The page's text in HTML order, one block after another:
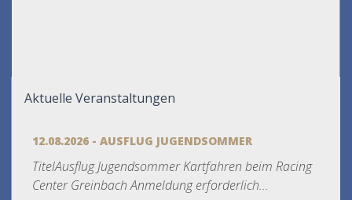
Aktuelle Veranstaltungen
12.08.2026 - AUSFLUG JUGENDSOMMER
TitelAusflug Jugendsommer Kartfahren beim Racing
Center Greinbach Anmeldung erforderlich...